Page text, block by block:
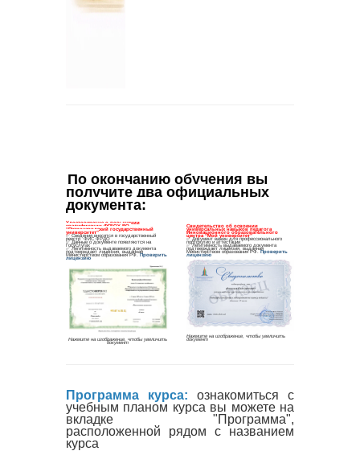
По окончанию обучения вы
получите два официальных
документа:
Программа курса: ознакомиться с
учебным планом курса вы можете на
вкладке "Программа",
расположенной рядом с названием
курса